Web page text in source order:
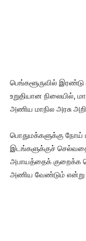
பெங்களூருவில் இரண்டு
உறுதியான நிலையில்,
அணிய மாநில அரசு
பொதுமக்களுக்கு நோய்
இடங்களுக்குச்
அபாயத்தைக் குறைக்க
அணிய வேண்டும் என்று